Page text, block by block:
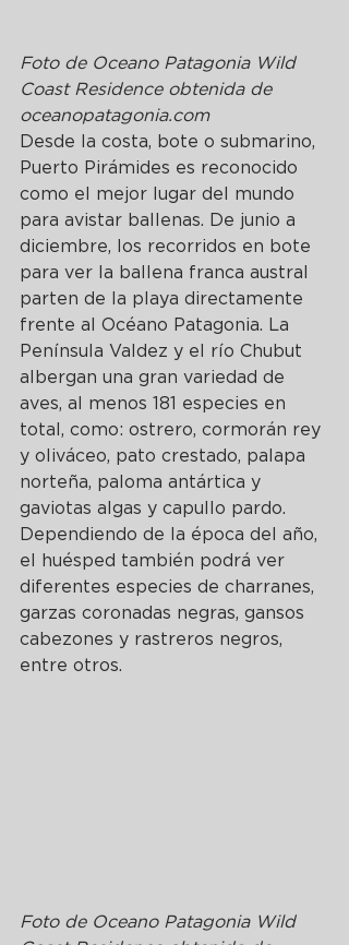
Foto de Oceano Patagonia Wild
Coast Residence obtenida de
oceanopatagonia.com
Desde la costa, bote o submarino,
Puerto Pirámides es reconocido
como el mejor lugar del mundo
para avistar ballenas. De junio a
diciembre, los recorridos en bote
para ver la ballena franca austral
parten de la playa directamente
frente al Océano Patagonia. La
Península Valdez y el río Chubut
albergan una gran variedad de
aves, al menos 181 especies en
total, como: ostrero, cormorán rey
y oliváceo, pato crestado, palapa
norteña, paloma antártica y
gaviotas algas y capullo pardo.
Dependiendo de la época del año,
el huésped también podrá ver
diferentes especies de charranes,
garzas coronadas negras, gansos
cabezones y rastreros negros,
entre otros.
Foto de Oceano Patagonia Wild